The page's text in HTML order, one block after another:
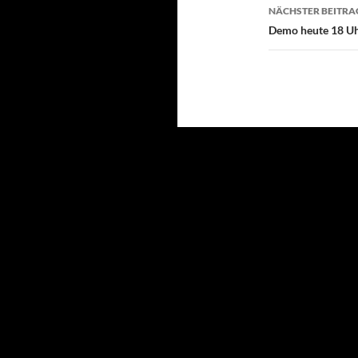
NÄCHSTER
Demo heute 18